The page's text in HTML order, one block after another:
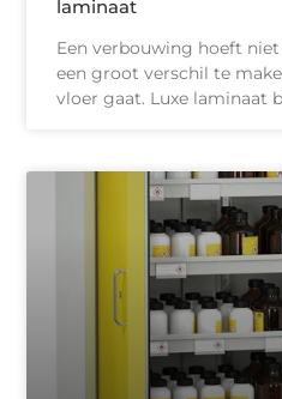
laminaat
Een verbouwing hoeft
een groot verschil te
vloer gaat. Luxe laminaat